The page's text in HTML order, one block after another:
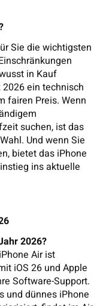
Sie die wichtigsten
in Kauf
ein technisch
fairen Preis. Wenn
suchen, ist das
Und wenn Sie
bietet das iPhone
ins aktuelle
2026?
Air ist
iOS 26 und Apple
Software-Support.
und dünnes iPhone